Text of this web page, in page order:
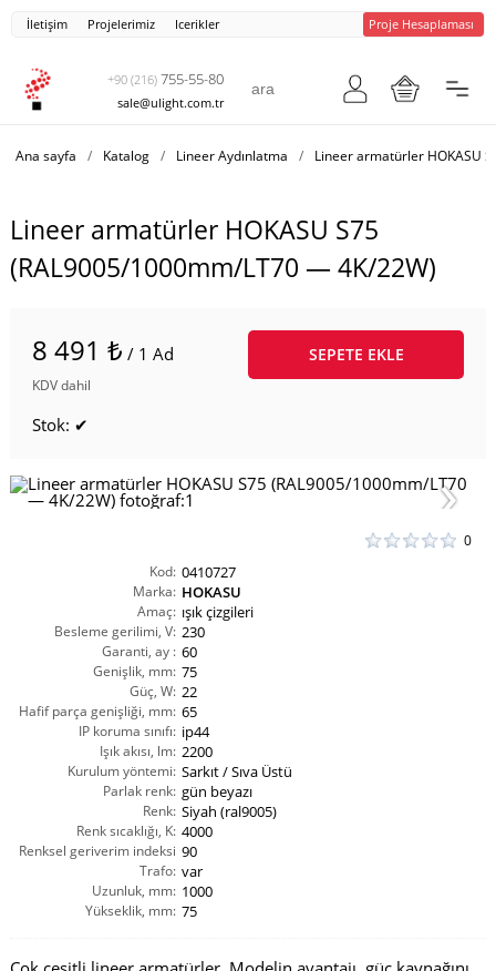
İletişim Projelerimiz Icerikler Proje Hesaplaması
+90 (216) 755-55-80
sale@ulight.com.tr
Ana sayfa / Katalog / Lineer Aydınlatma / Lineer armatürler HOKASU
Lineer armatürler HOKASU S75
(RAL9005/1000mm/LT70 — 4K/22W)
8 491 ₺ / 1 Ad
KDV dahil
SEPETE EKLE
Stok: ✔
0
Kod: 0410727
Marka: HOKASU
Amaç: ışık çizgileri
Besleme gerilimi, V: 230
Garanti, ay : 60
Genişlik, mm: 75
Güç, W: 22
Hafif parça genişliği, mm: 65
IP koruma sınıfı: ip44
Işık akısı, lm: 2200
Kurulum yöntemi: Sarkıt / Sıva Üstü
Parlak renk: gün beyazı
Renk: Siyah (ral9005)
Renk sıcaklığı, K: 4000
Renksel geriverim indeksi
CRI(Ra):
90
Trafo: var
Uzunluk, mm: 1000
Yükseklik, mm: 75